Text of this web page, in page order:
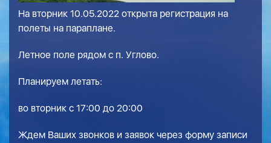
На вторник 10.05.2022 открыта регистрация на
полеты на параплане.
Летное поле рядом с п. Углово.
Планируем летать:
во вторник с 17:00 до 20:00
Ждем Ваших звонков и заявок через форму записи